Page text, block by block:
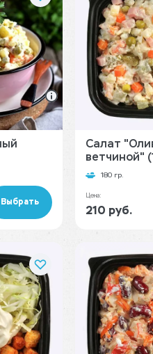
Выбрать
Салат
ветчиной"
180 гр.
Цена:
210 руб.